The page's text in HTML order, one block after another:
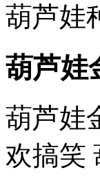
葫芦娃
葫芦娃
葫芦娃
欢搞笑